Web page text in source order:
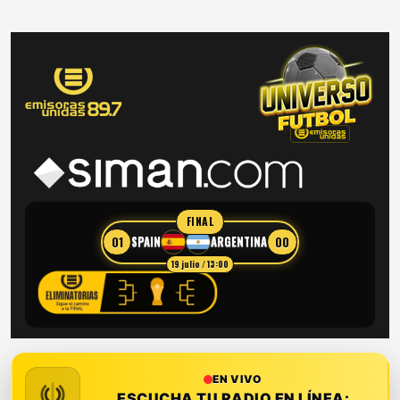
FINAL
01 SPAIN ARGENTINA 00
19 julio / 13:00
EN VIVO